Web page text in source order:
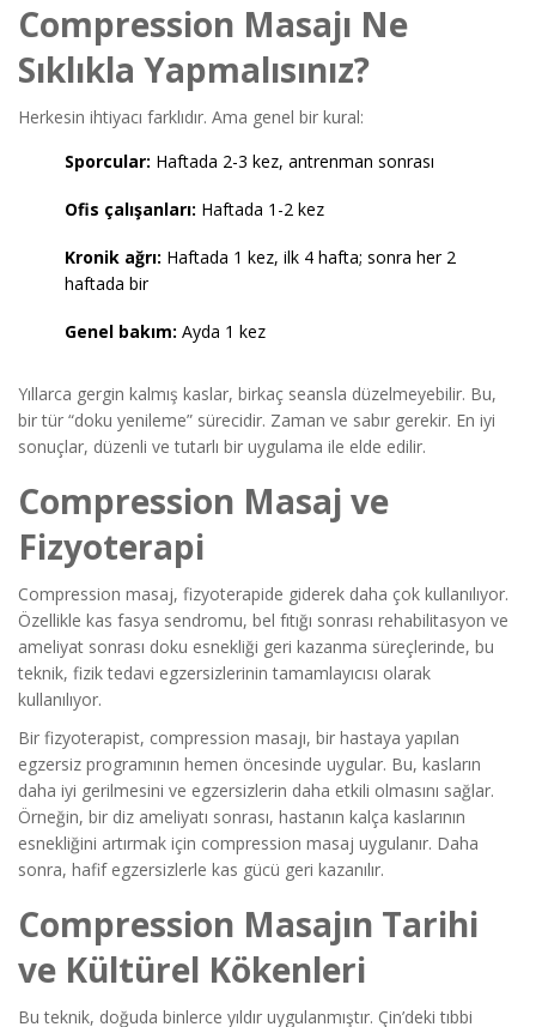
Compression Masajı Ne
Sıklıkla Yapmalısınız?
Herkesin ihtiyacı farklıdır. Ama genel bir kural:
Sporcular: Haftada 2-3 kez, antrenman sonrası
Ofis çalışanları: Haftada 1-2 kez
Kronik ağrı: Haftada 1 kez, ilk 4 hafta; sonra her 2
haftada bir
Genel bakım: Ayda 1 kez
Yıllarca gergin kalmış kaslar, birkaç seansla düzelmeyebilir. Bu,
bir tür “doku yenileme” sürecidir. Zaman ve sabır gerekir. En iyi
sonuçlar, düzenli ve tutarlı bir uygulama ile elde edilir.
Compression Masaj ve
Fizyoterapi
Compression masaj, fizyoterapide giderek daha çok kullanılıyor.
Özellikle kas fasya sendromu, bel fıtığı sonrası rehabilitasyon ve
ameliyat sonrası doku esnekliği geri kazanma süreçlerinde, bu
teknik, fizik tedavi egzersizlerinin tamamlayıcısı olarak
kullanılıyor.
Bir fizyoterapist, compression masajı, bir hastaya yapılan
egzersiz programının hemen öncesinde uygular. Bu, kasların
daha iyi gerilmesini ve egzersizlerin daha etkili olmasını sağlar.
Örneğin, bir diz ameliyatı sonrası, hastanın kalça kaslarının
esnekliğini artırmak için compression masaj uygulanır. Daha
sonra, hafif egzersizlerle kas gücü geri kazanılır.
Compression Masajın Tarihi
ve Kültürel Kökenleri
Bu teknik, doğuda binlerce yıldır uygulanmıştır. Çin’deki tıbbi